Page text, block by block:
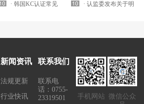
理机构
· 韩国KC认证常见
1:20202020年8月17号
· 认监委发布关于明
新闻资讯
法规更新
行业快讯
联系我们
联系电
话：0755-
23319501
手机网站 微信公众